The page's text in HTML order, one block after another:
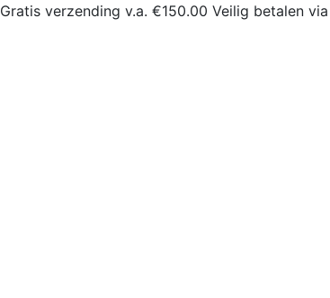
Gratis verzending v.a. €150.00 Veilig betalen